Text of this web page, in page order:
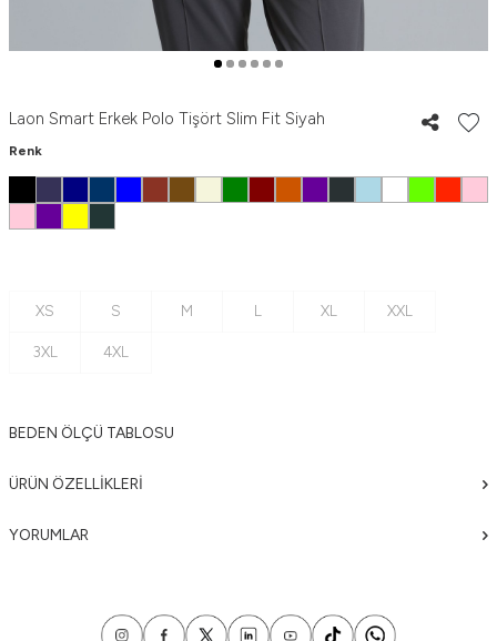
Laon Smart Erkek Polo Tişört Slim Fit Siyah
Renk
XS S M L XL XXL
3XL 4XL
BEDEN ÖLÇÜ TABLOSU
ÜRÜN ÖZELLIKLERI
YORUMLAR